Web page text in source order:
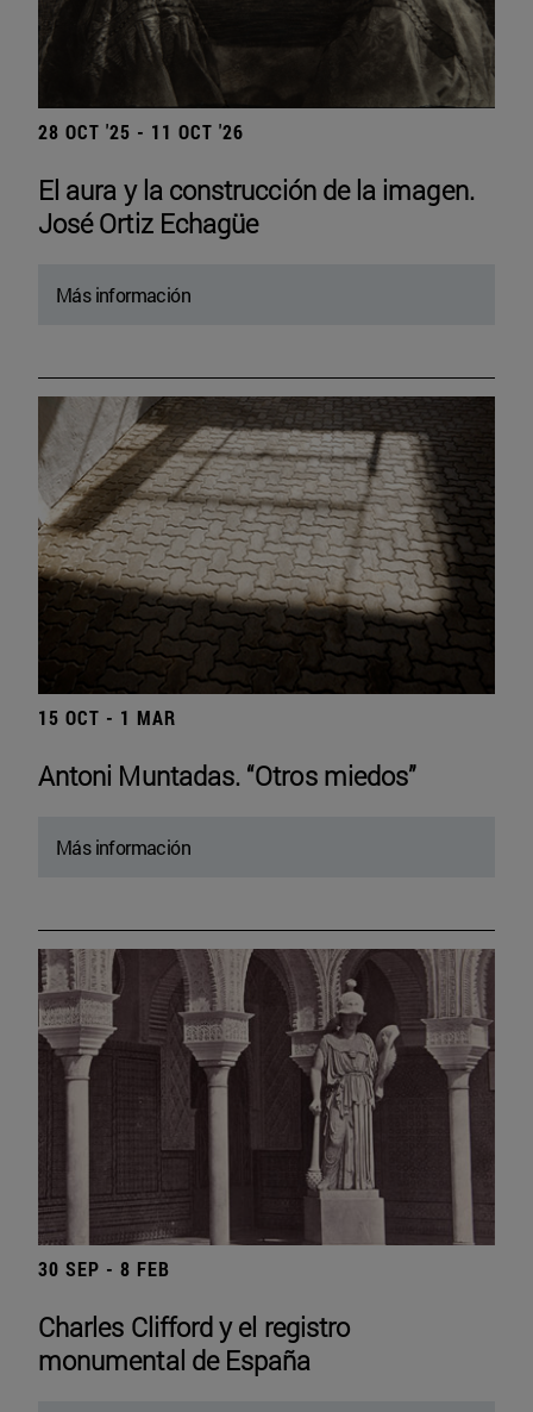
28 OCT '25 - 11 OCT '26
El aura y la construcción de la imagen.
José Ortiz Echagüe
Más información
15 OCT - 1 MAR
Antoni Muntadas. “Otros miedos”
Más información
30 SEP - 8 FEB
Charles Clifford y el registro
monumental de España